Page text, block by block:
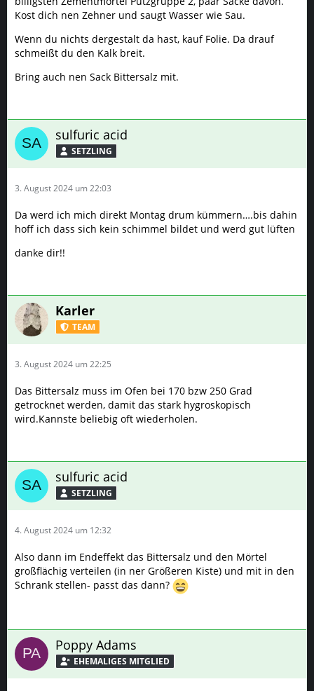
Kost dich nen Zehner und saugt Wasser wie Sau.
Wenn du nichts dergestalt da hast, kauf Folie. Da drauf
schmeißt du den Kalk breit.
Bring auch nen Sack Bittersalz mit.
sulfuric acid
SETZLING
3. August 2024 um 22:03
Da werd ich mich direkt Montag drum kümmern….bis dahin
hoff ich dass sich kein schimmel bildet und werd gut lüften
danke dir!!
Karler
TEAM
3. August 2024 um 22:25
Das Bittersalz muss im Ofen bei 170 bzw 250 Grad
getrocknet werden, damit das stark hygroskopisch
wird.Kannste beliebig oft wiederholen.
sulfuric acid
SETZLING
4. August 2024 um 12:32
Also dann im Endeffekt das Bittersalz und den Mörtel
großflächig verteilen (in ner Größeren Kiste) und mit in den
Schrank stellen- passt das dann?
Poppy Adams